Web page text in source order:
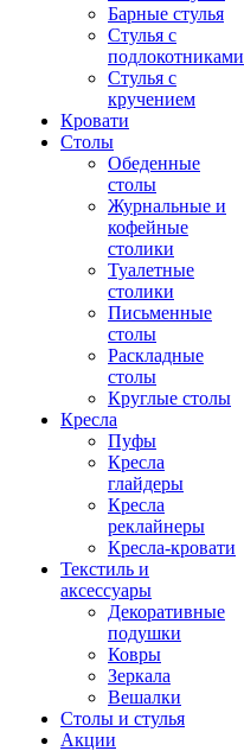
Барные стулья
Стулья с
подлокотниками
Стулья с
кручением
Кровати
Столы
Обеденные
столы
Журнальные и
кофейные
столики
Туалетные
столики
Письменные
столы
Раскладные
столы
Круглые столы
Кресла
Пуфы
Кресла
глайдеры
Кресла
реклайнеры
Кресла-кровати
Текстиль и
аксессуары
Декоративные
подушки
Ковры
Зеркала
Вешалки
Столы и стулья
Акции